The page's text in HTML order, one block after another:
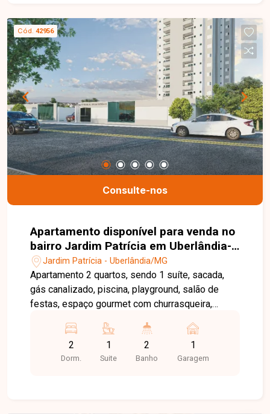
Cód. 42956
Consulte-nos
Apartamento disponível para venda no
bairro Jardim Patrícia em Uberlândia-
MGJardim Patrícia - Uberlândia/MG
Apartamento 2 quartos, sendo 1 suíte, sacada,
gás canalizado, piscina, playground, salão de
festas, espaço gourmet com churrasqueira,
2
Dorm.
1
Suite
2
Banho
1
Garagem